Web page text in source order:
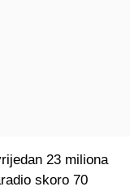
23 miliona
skoro 70